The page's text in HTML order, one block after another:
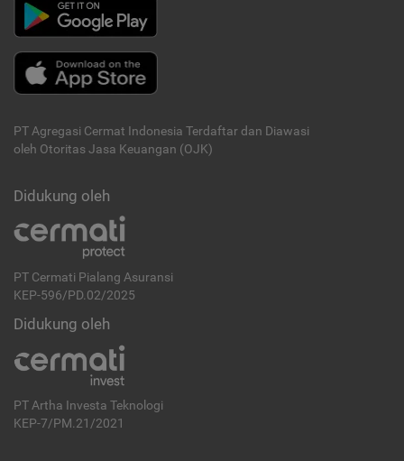
PT Agregasi Cermat Indonesia Terdaftar dan Diawasi
oleh Otoritas Jasa Keuangan (OJK)
Didukung oleh
PT Cermati Pialang Asuransi
KEP-596/PD.02/2025
Didukung oleh
PT Artha Investa Teknologi
KEP-7/PM.21/2021